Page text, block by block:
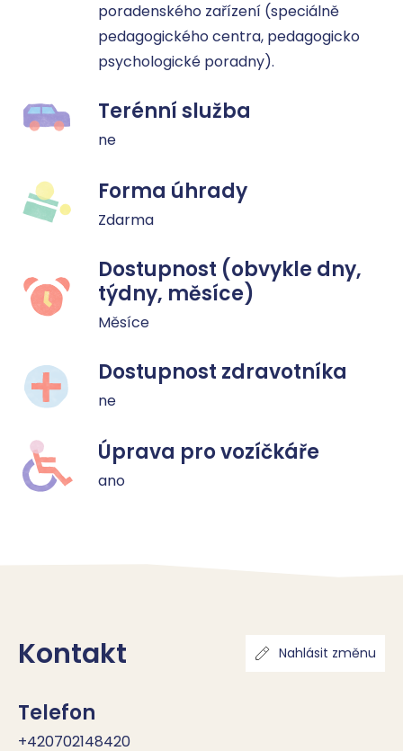
poradenského zařízení (speciálně
pedagogického centra, pedagogicko
psychologické poradny).
Terénní služba
ne
Forma úhrady
Zdarma
Dostupnost (obvykle dny,
týdny, měsíce)
Měsíce
Dostupnost zdravotníka
ne
Úprava pro vozíčkáře
ano
Kontakt Nahlásit změnu
Telefon
+420702148420